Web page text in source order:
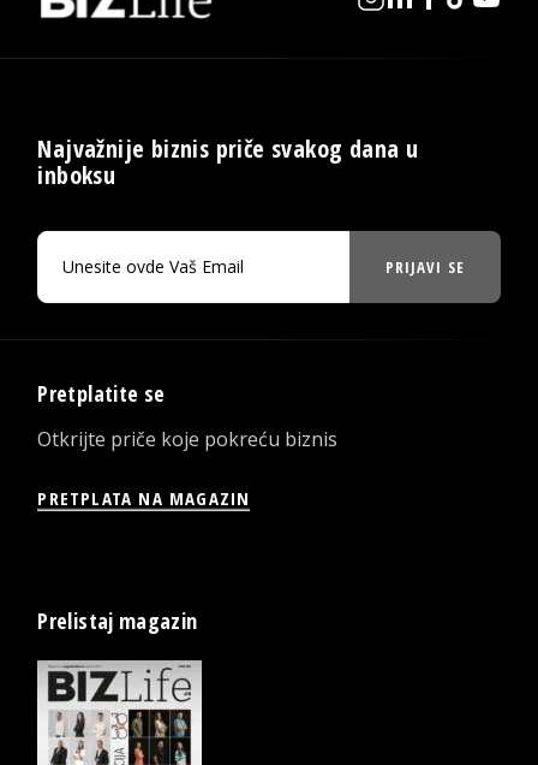
Najvažnije biznis priče svakog dana u
inboksu
PRIJAVI SE
Pretplatite se
Otkrijte priče koje pokreću biznis
PRETPLATA NA MAGAZIN
Prelistaj magazin